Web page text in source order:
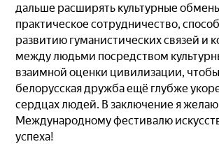
дальше расширять культурные
практическое сотрудничество,
развитию гуманистических связей и
между людьми посредством
взаимной оценки цивилизации,
белорусская дружба ещё глубже
сердцах людей. В заключение я желаю
Международному фестивалю
успеха!